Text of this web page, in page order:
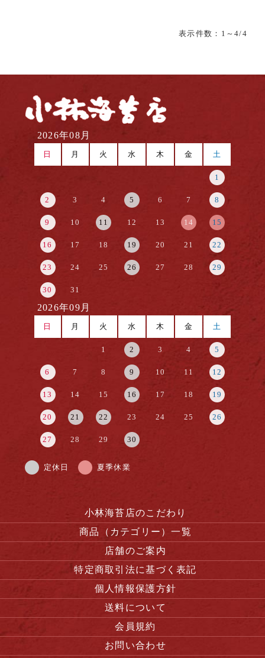
表示件数： 1 ～4/4
2026年08月
日 月 火 水 木 金 土
1
2 3 4 5 6 7 8
9 10 11 12 13 14 15
16 17 18 19 20 21 22
23 24 25 26 27 28 29
30 31
2026年09月
日 月 火 水 木 金 土
1 2 3 4 5
6 7 8 9 10 11 12
13 14 15 16 17 18 19
20 21 22 23 24 25 26
27 28 29 30
定休日 夏季休業
小林海苔店のこだわり
商品（カテゴリー）一覧
店舗のご案内
特定商取引法に基づく表記
個人情報保護方針
送料について
会員規約
お問い合わせ